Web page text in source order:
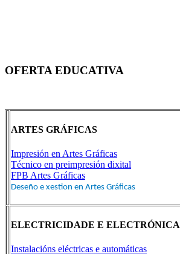
OFERTA EDUCATIVA
ARTES GRÁFICAS
Impresión en Artes Gráficas
Técnico en preimpresión dixital
FPB Artes Gráficas
Deseño e xestion en Artes Gráficas
ELECTRICIDADE E ELECTRÓNICA
Instalacións eléctricas e automáticas